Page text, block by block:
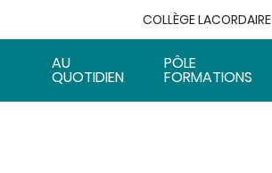
COLLÈGE LACORDAIRE
AU
QUOTIDIEN
PÔLE
FORMATIONS